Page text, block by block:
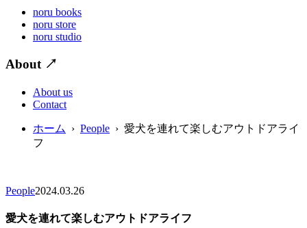
noru books
noru store
noru studio
About ↗
About us
Contact
ホーム › People › 愛犬を連れて楽しむアウトドアライ
フ
People2024.03.26
愛犬を連れて楽しむアウトドアライフ